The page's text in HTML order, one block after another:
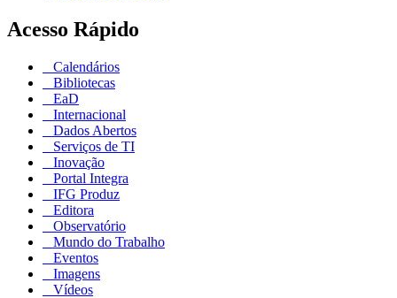
Acesso Rápido
Calendários
Bibliotecas
EaD
Internacional
Dados Abertos
Serviços de TI
Inovação
Portal Integra
IFG Produz
Editora
Observatório
Mundo do Trabalho
Eventos
Imagens
Vídeos